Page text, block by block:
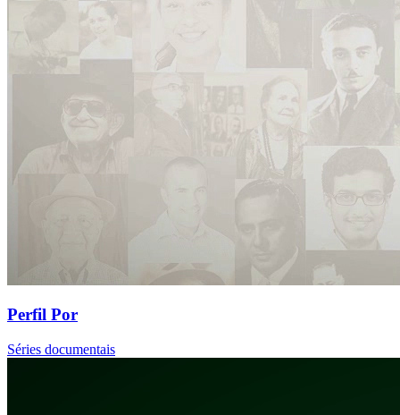
Perfil Por
Séries documentais